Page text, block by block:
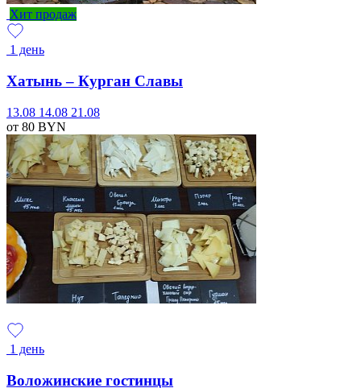
Хит продаж
1 день
Хатынь – Курган Славы
13.08 14.08 21.08
от 80 BYN
1 день
Воложинские гостинцы